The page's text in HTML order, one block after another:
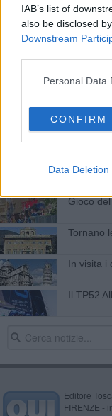
IAB’s list of
also be disclosed
Downstream
Personal Data
CONFIRM
Data Deletion
Nove
850
La città
La
Gioco
Tornano
In visita i
Il TP52
Editore
FIRENZE -